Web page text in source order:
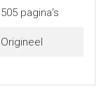
505 pagina's
Origineel